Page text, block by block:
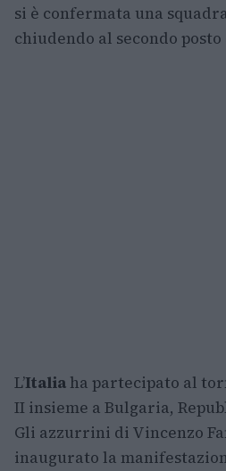
si è confermata una
chiudendo al secondo
L’Italia ha partecipato al
II insieme a Bulgaria,
Gli azzurrini di Vincenzo
inaugurato la